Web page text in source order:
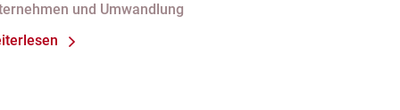
an die
einer eGbR im
und Umwandlung